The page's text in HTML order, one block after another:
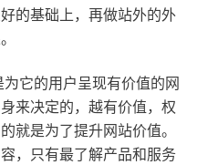
的基础上，再做站外的外
它的用户呈现有价值的网
来决定的，越有价值，权
就是为了提升网站价值。
，只有最了解产品和服务